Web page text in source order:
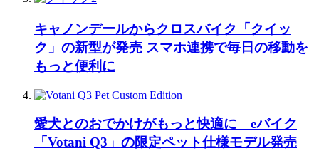
キャノンデールからクロスバイク「クイッ
ク」の新型が発売 スマホ連携で毎日の移動を
もっと便利に
愛犬とのおでかけがもっと快適に eバイク
「Votani Q3」の限定ペット仕様モデル発売